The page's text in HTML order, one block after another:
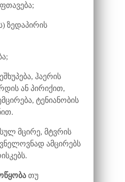
ზედაპირის
ჰაერის
ან პირიქით,
ტენიანობის
მცირე, მტვრის
ამცირებს
თუ